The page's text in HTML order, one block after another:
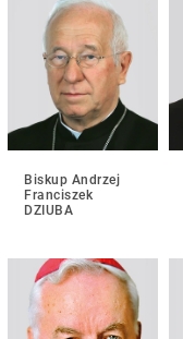
Biskup Andrzej
Franciszek
DZIUBA